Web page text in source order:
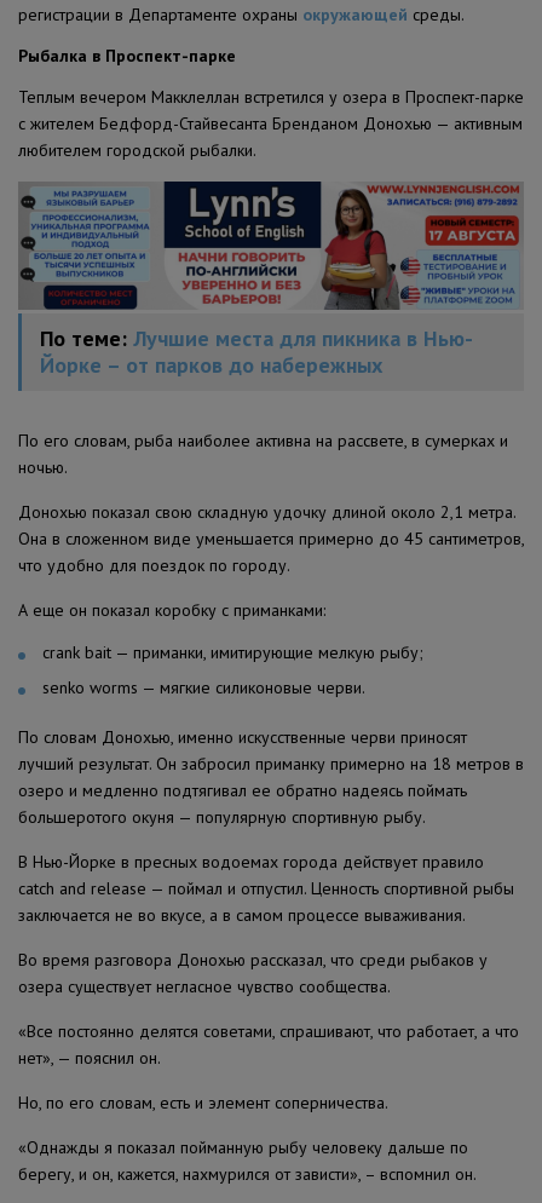
регистрации в Департаменте охраны окружающей среды.
Рыбалка в Проспект-парке
Теплым вечером Макклеллан встретился у озера в Проспект-парке
с жителем Бедфорд-Стайвесанта Бренданом Донохью — активным
любителем городской рыбалки.
По теме: Лучшие места для пикника в Нью-
Йорке – от парков до набережных
По его словам, рыба наиболее активна на рассвете, в сумерках и
ночью.
Донохью показал свою складную удочку длиной около 2,1 метра.
Она в сложенном виде уменьшается примерно до 45 сантиметров,
что удобно для поездок по городу.
А еще он показал коробку с приманками:
crank bait — приманки, имитирующие мелкую рыбу;
senko worms — мягкие силиконовые черви.
По словам Донохью, именно искусственные черви приносят
лучший результат. Он забросил приманку примерно на 18 метров в
озеро и медленно подтягивал ее обратно надеясь поймать
большеротого окуня — популярную спортивную рыбу.
В Нью-Йорке в пресных водоемах города действует правило
catch and release — поймал и отпустил. Ценность спортивной рыбы
заключается не во вкусе, а в самом процессе вываживания.
Во время разговора Донохью рассказал, что среди рыбаков у
озера существует негласное чувство сообщества.
«Все постоянно делятся советами, спрашивают, что работает, а что
нет», — пояснил он.
Но, по его словам, есть и элемент соперничества.
«Однажды я показал пойманную рыбу человеку дальше по
берегу, и он, кажется, нахмурился от зависти», – вспомнил он.